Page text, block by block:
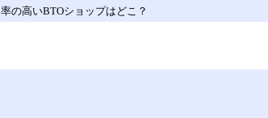
の高いBTOショップはどこ？